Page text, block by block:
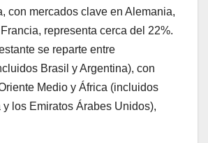
con mercados clave en Alemania,
representa cerca del 22%.
se reparte entre
Brasil y Argentina), con
Medio y África (incluidos
los Emiratos Árabes Unidos),